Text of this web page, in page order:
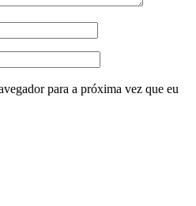
para a próxima vez que eu